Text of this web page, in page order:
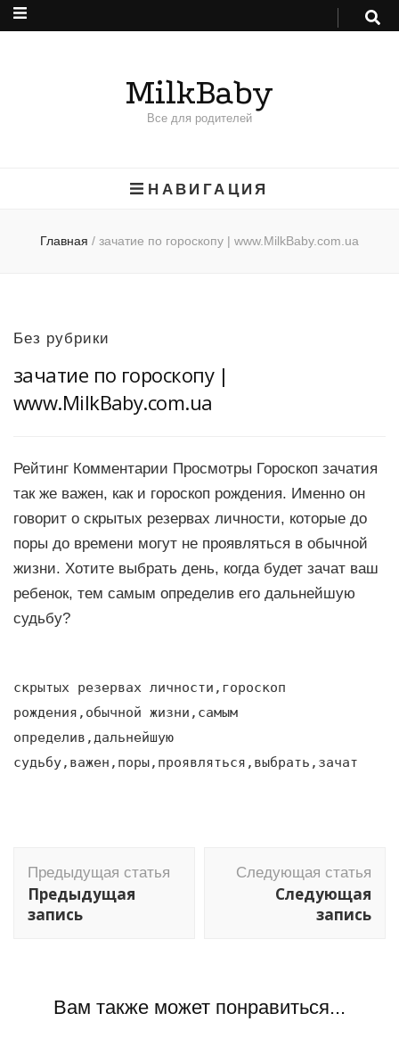
MilkBaby
Все для родителей
НАВИГАЦИЯ
Главная / зачатие по гороскопу | www.MilkBaby.com.ua
Без рубрики
зачатие по гороскопу |
www.MilkBaby.com.ua
Рейтинг Комментарии Просмотры Гороскоп зачатия
так же важен, как и гороскоп рождения. Именно он
говорит о скрытых резервах личности, которые до
поры до времени могут не проявляться в обычной
жизни. Хотите выбрать день, когда будет зачат ваш
ребенок, тем самым определив его дальнейшую
судьбу?
скрытых резервах личности,гороскоп
рождения,обычной жизни,самым
определив,дальнейшую
судьбу,важен,поры,проявляться,выбрать,зачат
по
записям
Предыдущая статья
Предыдущая
запись
Следующая статья
Следующая
запись
Вам также может понравиться...